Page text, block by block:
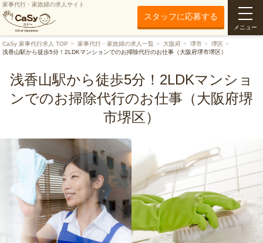
家事代行・家政婦の求人サイト
スタッフに応募する
メニュー
CaSy 家事代行求人 TOP 家事代行・家政婦の求人一覧 大阪府 堺市
堺区
浅香山駅から徒歩5分！2LDKマンションでのお掃除代行のお仕事（大阪府堺市堺区）
浅香山駅から徒歩5分！2LDKマンショ
ンでのお掃除代行のお仕事（大阪府堺
市堺区）